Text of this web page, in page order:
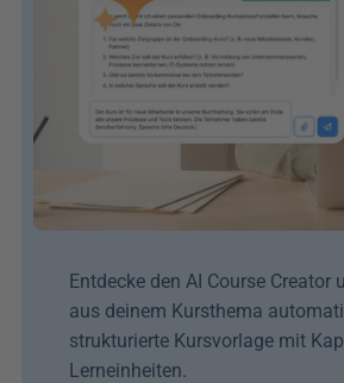
Entdecke den AI Course Creator
aus deinem Kursthema
strukturierte Kursvorlage mit
Lerneinheiten.